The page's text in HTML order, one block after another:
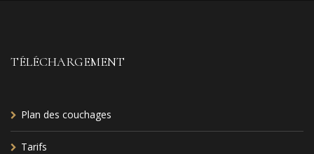
TÉLÉCHARGEMENT
Plan des couchages
Tarifs